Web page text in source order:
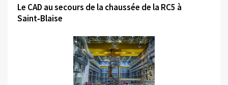
Le CAD au secours de la chaussée de la RC5 à
Saint‑Blaise